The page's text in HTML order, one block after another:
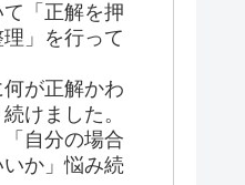
「正解を押
」を行って
が正解かわ
けました。
自分の場合
か」悩み続